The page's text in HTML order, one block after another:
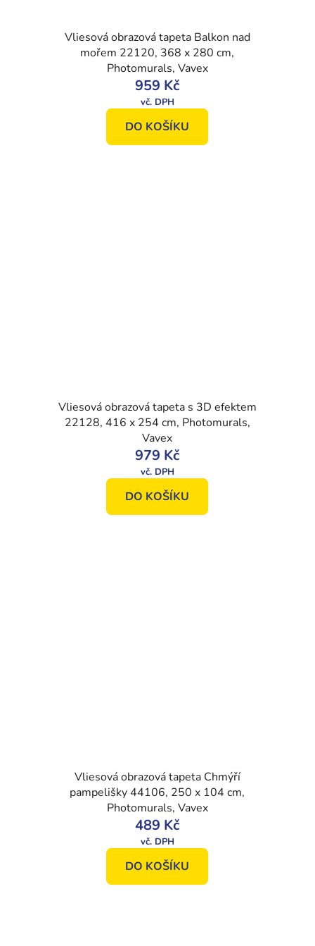
Vliesová obrazová tapeta Balkon nad
mořem 22120, 368 x 280 cm,
Photomurals, Vavex
959 Kč
DO KOŠÍKU
Vliesová obrazová tapeta s 3D efektem
22128, 416 x 254 cm, Photomurals,
Vavex
979 Kč
DO KOŠÍKU
Vliesová obrazová tapeta Chmýří
pampelišky 44106, 250 x 104 cm,
Photomurals, Vavex
489 Kč
DO KOŠÍKU